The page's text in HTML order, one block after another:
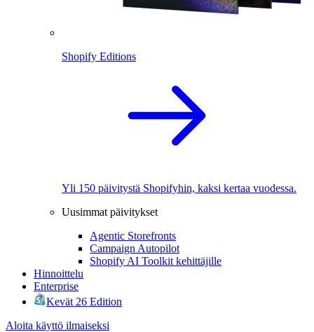
Shopify Editions
Yli 150 päivitystä Shopifyhin, kaksi kertaa vuodessa.
Uusimmat päivitykset
Agentic Storefronts
Campaign Autopilot
Shopify AI Toolkit kehittäjille
Hinnoittelu
Enterprise
Kevät 26 Edition
Aloita käyttö ilmaiseksi